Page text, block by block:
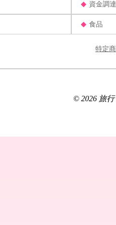
資金調達
食品
特定
© 2026 旅行